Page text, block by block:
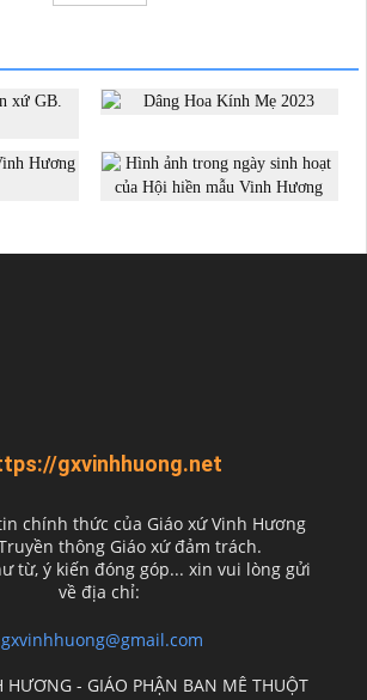
gxvinhhuong.net
chính thức của Giáo xứ Vinh Hương
thông Giáo xứ đảm trách.
từ, ý kiến đóng góp... xin vui lòng gửi
về địa chỉ:
gxvinhhuong@gmail.com
HƯƠNG - GIÁO PHẬN BAN MÊ THUỘT